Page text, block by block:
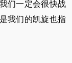
们一定会很快战
我们的凯旋也指